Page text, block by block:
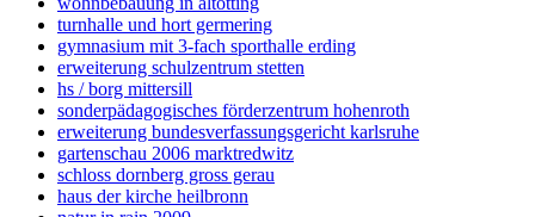
turnhalle und hort germering
gymnasium mit 3-fach sporthalle erding
erweiterung schulzentrum stetten
hs / borg mittersill
sonderpädagogisches förderzentrum hohenroth
erweiterung bundesverfassungsgericht karlsruhe
gartenschau 2006 marktredwitz
schloss dornberg gross gerau
haus der kirche heilbronn